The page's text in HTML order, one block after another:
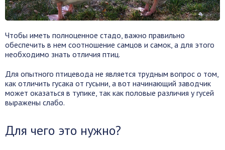
Чтобы иметь полноценное стадо, важно правильно
обеспечить в нем соотношение самцов и самок, а для этого
необходимо знать отличия птиц.
Для опытного птицевода не является трудным вопрос о том,
как отличить гусака от гусыни, а вот начинающий заводчик
может оказаться в тупике, так как половые различия у гусей
выражены слабо.
Для чего это нужно?